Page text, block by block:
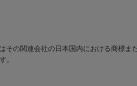
の関連会社の日本国内における商標ま
。